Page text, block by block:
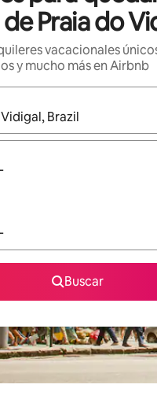
Praia do
vacacionales
y mucho más en Airbnb
resultados estén
Buscar